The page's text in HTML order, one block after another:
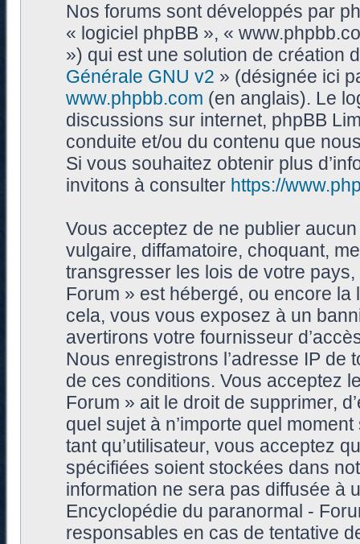
Nos forums sont développés par
« logiciel phpBB », «
») qui est une solution de création
Générale GNU v2 » (désignée ici
www.phpbb.com (en anglais). Le
discussions sur internet, phpBB
conduite et/ou du contenu que
Si vous souhaitez obtenir plus
invitons à consulter https://
Vous acceptez de ne publier
vulgaire, diffamatoire, choquant,
transgresser les lois de votre
Forum » est hébergé, ou encore
cela, vous vous exposez à un
avertirons votre fournisseur
Nous enregistrons l’adresse IP de
de ces conditions. Vous acceptez
Forum » ait le droit de supprimer,
quel sujet à n’importe quel
tant qu’utilisateur, vous acceptez
spécifiées soient stockées dans
information ne sera pas diffusée à
Encyclopédie du paranormal -
responsables en cas de tentative